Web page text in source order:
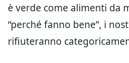
è verde come alimenti da
“perché fanno bene”, i
rifiuteranno